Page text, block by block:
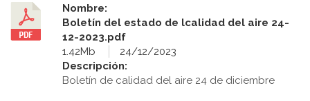
Nombre:
Boletín del estado de lcalidad del aire 24-
12-2023.pdf
1.42Mb
24/12/2023
Descripción:
Boletín de calidad del aire 24 de diciembre